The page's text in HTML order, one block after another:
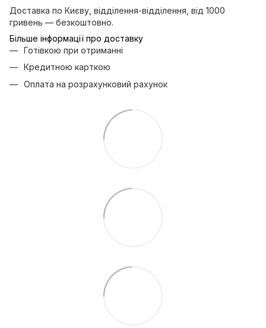
Доставка по Києву, відділення-відділення, від 1000
гривень — безкоштовно.
Більше інформації про доставку
Готівкою при отриманні
Кредитною карткою
Оплата на розрахунковий рахунок